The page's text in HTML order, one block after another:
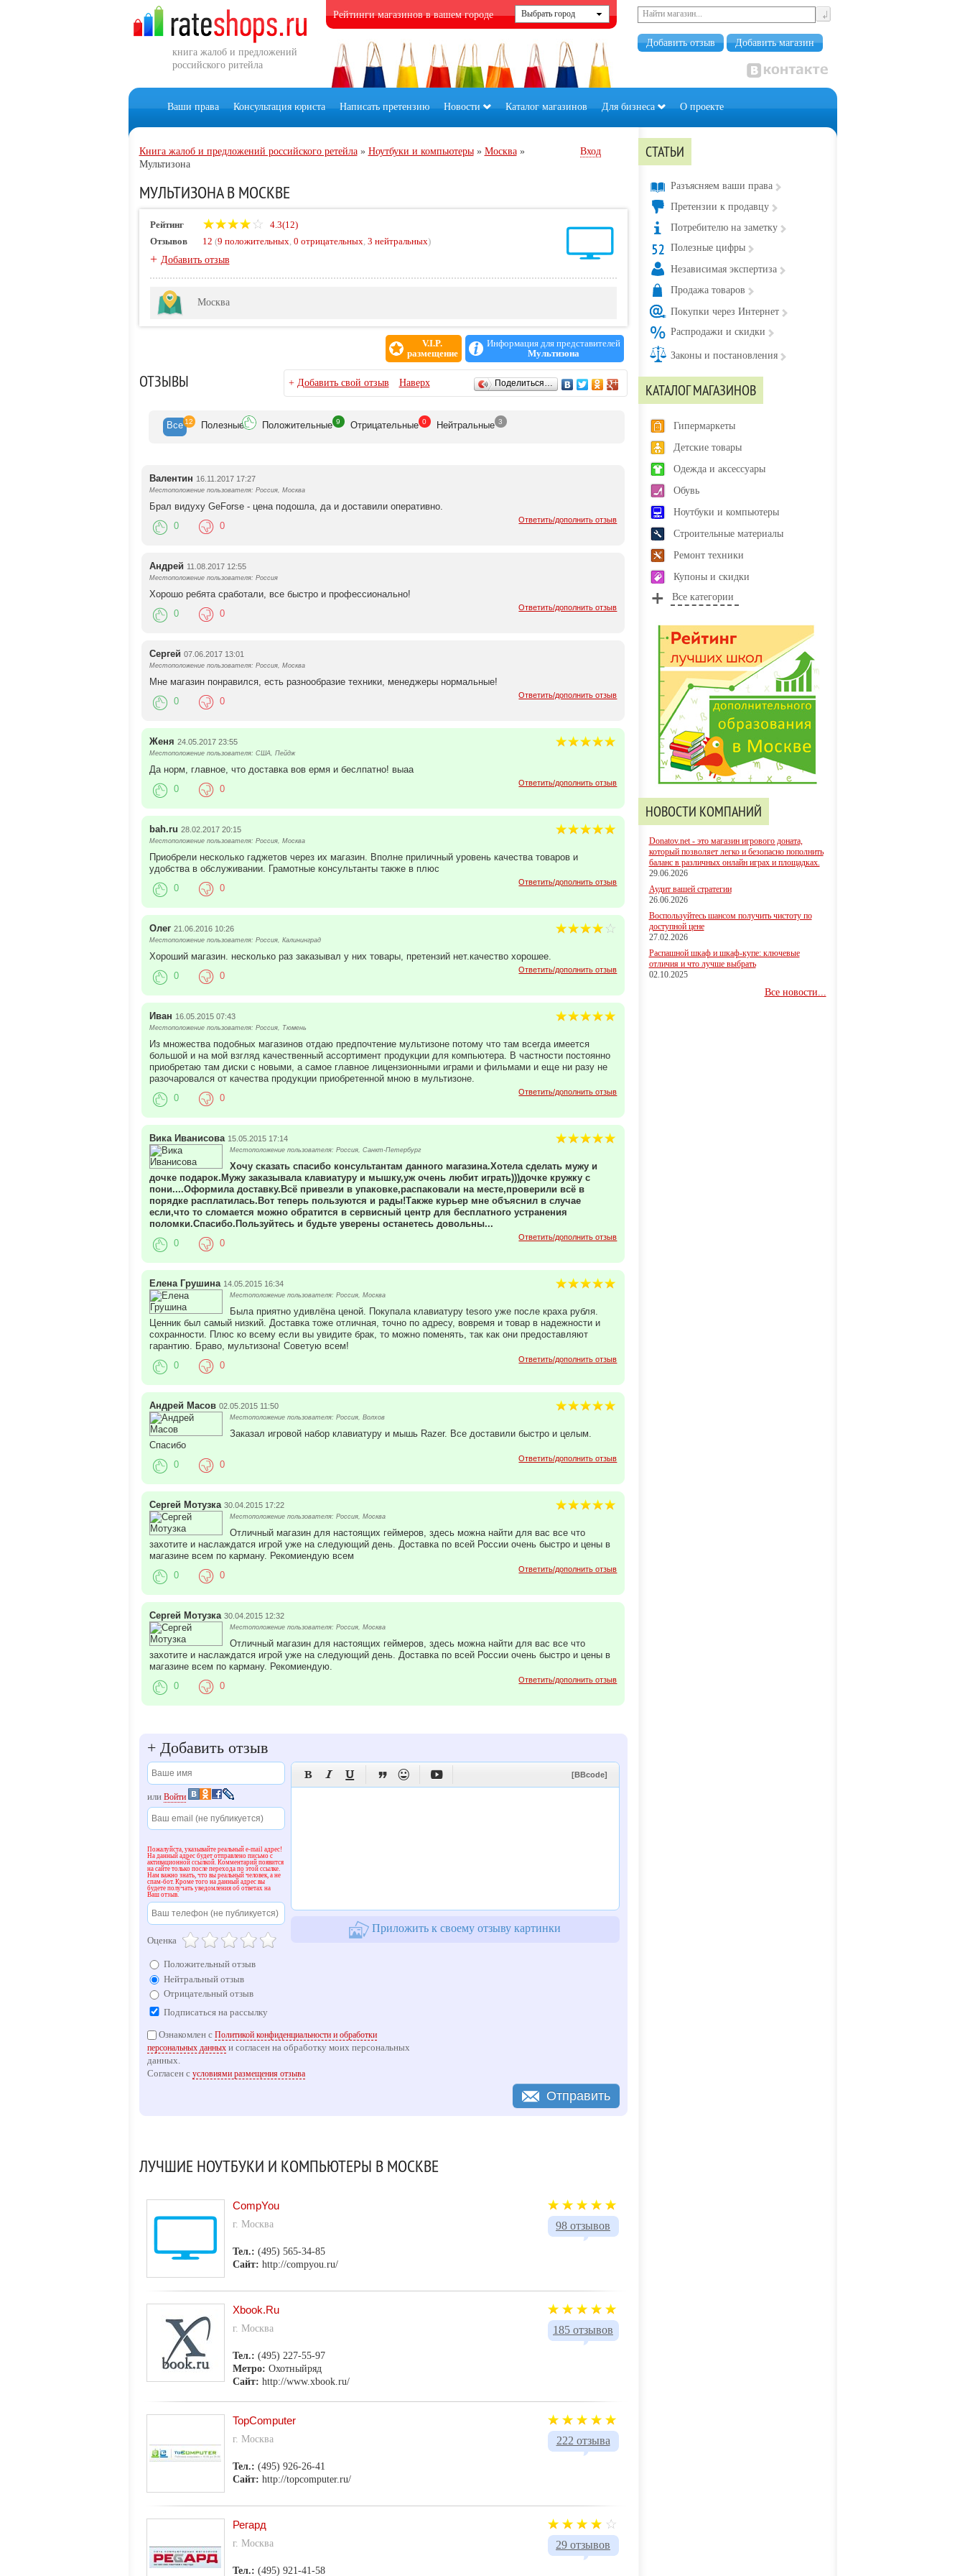
книга жалоб и предложений
российского ритейла
Рейтинги магазинов в вашем городе
Добавить отзыв Добавить магазин
Ваши права Консультация юриста Написать претензию Новости Каталог магазинов Для бизнеса О проекте
Книга жалоб и предложений российского ретейла» Ноутбуки и компьютеры» Москва»
Мультизона
Вход
МУЛЬТИЗОНА В МОСКВЕ
Рейтинг
4.3(12)
Отзывов
12 (9 положительных, 0 отрицательных, 3 нейтральных)
+ Добавить отзыв
Москва
V.I.P.
размещение
Информация для представителей
Мультизона
ОТЗЫВЫ + Добавить свой отзыв Наверх Поделиться…
Все 12 Полезные Положительные 9 Отрицательные 0 Нейтральные 3
Валентин 16.11.2017 17:27
Местоположение пользователя: Россия, Москва
Брал видуху GeForse - цена подошла, да и доставили оперативно.
Ответить/дополнить отзыв
0 0
Андрей 11.08.2017 12:55
Местоположение пользователя: Россия
Хорошо ребята сработали, все быстро и профессионально!
Ответить/дополнить отзыв
0 0
Сергей 07.06.2017 13:01
Местоположение пользователя: Россия, Москва
Мне магазин понравился, есть разнообразие техники, менеджеры нормальные!
Ответить/дополнить отзыв
0 0
Женя 24.05.2017 23:55
Местоположение пользователя: США, Пейдж
Да норм, главное, что доставка вов ермя и беслпатно! выаа
Ответить/дополнить отзыв
0 0
bah.ru 28.02.2017 20:15
Местоположение пользователя: Россия, Москва
Приобрели несколько гаджетов через их магазин. Вполне приличный уровень качества товаров и
удобства в обслуживании. Грамотные консультанты также в плюс
Ответить/дополнить отзыв
0 0
Олег 21.06.2016 10:26
Местоположение пользователя: Россия, Калининград
Хороший магазин. несколько раз заказывал у них товары, претензий нет.качество хорошее.
Ответить/дополнить отзыв
0 0
Иван 16.05.2015 07:43
Местоположение пользователя: Россия, Тюмень
Из множества подобных магазинов отдаю предпочтение мультизоне потому что там всегда имеется
большой и на мой взгляд качественный ассортимент продукции для компьютера. В частности постоянно
приобретаю там диски с новыми, а самое главное лицензионными играми и фильмами и еще ни разу не
разочаровался от качества продукции приобретенной мною в мультизоне.
Ответить/дополнить отзыв
0 0
Вика Иванисова 15.05.2015 17:14
Местоположение пользователя: Россия, Санкт-Петербург
Хочу сказать спасибо консультантам данного магазина.Хотела сделать мужу и
дочке подарок.Мужу заказывала клавиатуру и мышку,уж очень любит играть)))дочке кружку с
пони....Оформила доставку.Всё привезли в упаковке,распаковали на месте,проверили всё в
порядке расплатилась.Вот теперь пользуются и рады!Также курьер мне объяснил в случае
если,что то сломается можно обратится в сервисный центр для бесплатного устранения
поломки.Спасибо.Пользуйтесь и будьте уверены останетесь довольны...
Ответить/дополнить отзыв
0 0
Елена Грушина 14.05.2015 16:34
Местоположение пользователя: Россия, Москва
Была приятно удивлёна ценой. Покупала клавиатуру tesoro уже после краха рубля.
Ценник был самый низкий. Доставка тоже отличная, точно по адресу, вовремя и товар в надежности и
сохранности. Плюс ко всему если вы увидите брак, то можно поменять, так как они предоставляют
гарантию. Браво, мультизона! Советую всем!
Ответить/дополнить отзыв
0 0
Андрей Масов 02.05.2015 11:50
Местоположение пользователя: Россия, Волхов
Заказал игровой набор клавиатуру и мышь Razer. Все доставили быстро и целым.
Спасибо
Ответить/дополнить отзыв
0 0
Сергей Мотузка 30.04.2015 17:22
Местоположение пользователя: Россия, Москва
Отличный магазин для настоящих геймеров, здесь можна найти для вас все что
захотите и наслаждатся игрой уже на следующий день. Доставка по всей России очень быстро и цены в
магазине всем по карману. Рекомиендую всем
Ответить/дополнить отзыв
0 0
Сергей Мотузка 30.04.2015 12:32
Местоположение пользователя: Россия, Москва
Отличный магазин для настоящих геймеров, здесь можна найти для вас все что
захотите и наслаждатся игрой уже на следующий день. Доставка по всей России очень быстро и цены в
магазине всем по карману. Рекомиендую.
Ответить/дополнить отзыв
0 0
+Добавить отзыв
или Войти
Пожалуйста, указывайте реальный e-mail адрес!
На данный адрес будет отправлено письмо с
активационной ссылкой. Комментарий появится
на сайте только после перехода по этой ссылке.
Нам важно знать, что вы реальный человек, а не
спам-бот. Кроме того на данный адрес вы
будете получать уведомления об ответах на
Ваш отзыв.
Оценка
Положительный отзыв
Нейтральный отзыв
Отрицательный отзыв
Подписаться на рассылку
      [BBcode]
Приложить к своему отзыву картинки
Ознакомлен с Политикой конфиденциальности и обработки
персональных данныхи согласен на обработку моих персональных
данных.
Согласен с условиями размещения отзыва
Отправить
ЛУЧШИЕ НОУТБУКИ И КОМПЬЮТЕРЫ В МОСКВЕ
98 отзывов
CompYou
г. Москва
Тел.: (495) 565-34-85
Сайт: http://compyou.ru/
185 отзывов
Xbook.Ru
г. Москва
Тел.: (495) 227-55-97
Метро: Охотныйряд
Сайт: http://www.xbook.ru/
222 отзыва
TopComputer
г. Москва
Тел.: (495) 926-26-41
Сайт: http://topcomputer.ru/
29 отзывов
Регард
г. Москва
Тел.: (495) 921-41-58
СТАТЬИ
Разъясняем ваши права
Претензии к продавцу
Потребителю на заметку
Полезные цифры
Независимая экспертиза
Продажа товаров
Покупки через Интернет
Распродажи и скидки
Законы и постановления
КАТАЛОГ МАГАЗИНОВ
Гипермаркеты
Детские товары
Одежда и аксессуары
Обувь
Ноутбуки и компьютеры
Строительные материалы
Ремонт техники
Купоны и скидки
Все категории
НОВОСТИ КОМПАНИЙ
Donatov.net - это магазин игрового доната,
который позволяет легко и безопасно пополнить
баланс в различных онлайн играх и площадках.
29.06.2026
Аудит вашей стратегии
26.06.2026
Воспользуйтесь шансом получить чистоту по
доступной цене
27.02.2026
Распашной шкаф и шкаф-купе: ключевые
отличия и что лучше выбрать
02.10.2025
Все новости...